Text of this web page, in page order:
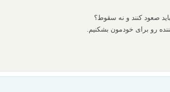
صعود کنند و نه سقوط؟
رو برای خودمون بشکنیم.